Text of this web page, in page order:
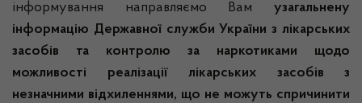
інформування направляємо Вам узагальнену
інформацію Державної служби України з лікарських
засобів та контролю за наркотиками щодо
можливості реалізації лікарських засобів з
незначними відхиленнями, що не можуть спричинити